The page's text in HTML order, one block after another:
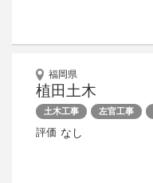
福岡県
植田土木
土木工事 左官工事
評価 なし